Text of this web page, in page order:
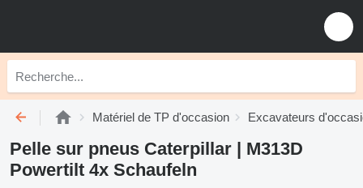
Matériel de TP d'occasion Excavateurs
Pelle sur pneus Caterpillar | M313D
Powertilt 4x Schaufeln